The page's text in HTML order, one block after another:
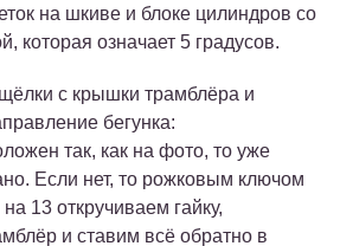
на шкиве и блоке цилиндров со
которая означает 5 градусов.
с крышки трамблёра и
бегунка:
так, как на фото, то уже
Если нет, то рожковым ключом
13 откручиваем гайку,
и ставим всё обратно в